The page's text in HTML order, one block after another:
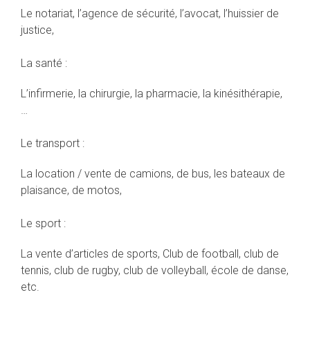
Le notariat, l’agence de sécurité, l’avocat, l’huissier de
justice,
La santé :
L’infirmerie, la chirurgie, la pharmacie, la kinésithérapie,
Le transport :
La location / vente de camions, de bus, les bateaux de
plaisance, de motos,
Le sport :
La vente d’articles de sports, Club de football, club de
tennis, club de rugby, club de volleyball, école de danse,
etc.